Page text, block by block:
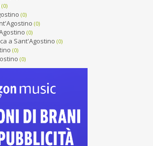
(0)
(0)
(0)
(0)
a Sant'Agostino (0)
(0)
(0)